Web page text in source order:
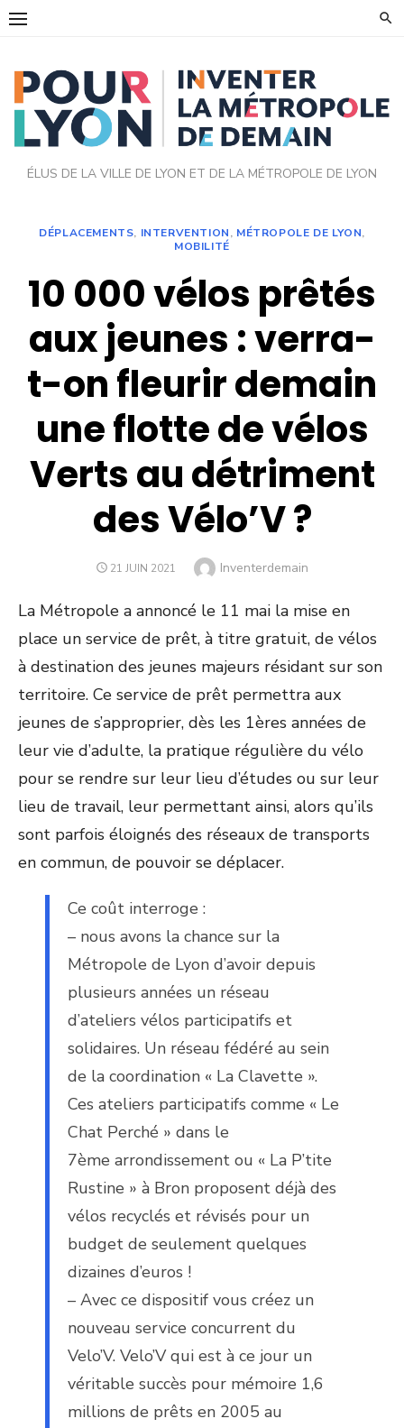
Skip
ÉLUS DE LA VILLE DE LYON ET DE LA MÉTROPOLE DE LYON
DÉPLACEMENTS, INTERVENTION, MÉTROPOLE DE LYON,
MOBILITÉ
10 000 vélos prêtés
aux jeunes : verra-
t-on fleurir demain
une flotte de vélos
Verts au détriment
des Vélo’V ?
POSTED
21 JUIN 2021 Author
Inventerdemain
La Métropole a annoncé le 11 mai la mise en
place un service de prêt, à titre gratuit, de vélos
à destination des jeunes majeurs résidant sur son
territoire. Ce service de prêt permettra aux
jeunes de s’approprier, dès les 1ères années de
leur vie d’adulte, la pratique régulière du vélo
pour se rendre sur leur lieu d’études ou sur leur
lieu de travail, leur permettant ainsi, alors qu’ils
sont parfois éloignés des réseaux de transports
en commun, de pouvoir se déplacer.
Ce coût interroge :
– nous avons la chance sur la
Métropole de Lyon d’avoir depuis
plusieurs années un réseau
d’ateliers vélos participatifs et
solidaires. Un réseau fédéré au sein
de la coordination « La Clavette ».
Ces ateliers participatifs comme « Le
Chat Perché » dans le
7ème arrondissement ou « La P’tite
Rustine » à Bron proposent déjà des
vélos recyclés et révisés pour un
budget de seulement quelques
dizaines d’euros !
– Avec ce dispositif vous créez un
nouveau service concurrent du
Velo’V. Velo’V qui est à ce jour un
véritable succès pour mémoire 1,6
millions de prêts en 2005 au